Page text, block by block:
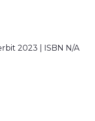
2023 | ISBN N/A